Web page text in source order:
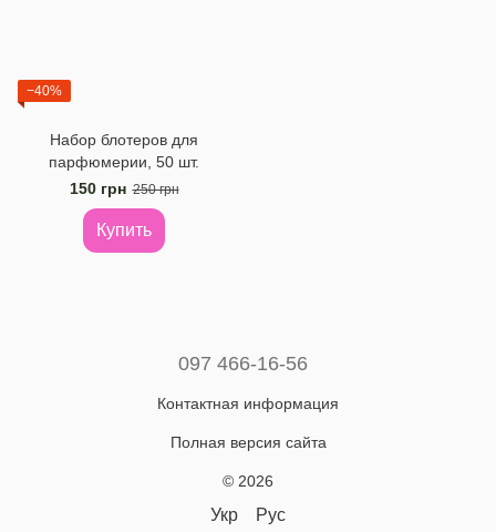
−40%
Набор блотеров для
парфюмерии, 50 шт.
150 грн 250 грн
Купить
097 466-16-56
Контактная информация
Полная версия сайта
© 2026
Укр Рус